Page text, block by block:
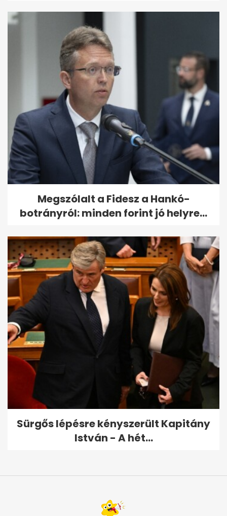
Megszólalt a Fidesz a Hankó-
botrányról: minden forint jó helyre...
Sürgős lépésre kényszerült Kapitány
István - A hét...